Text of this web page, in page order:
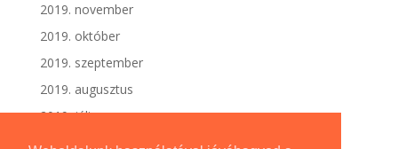
2019. november
2019. október
2019. szeptember
2019. augusztus
2019. július
2019. június